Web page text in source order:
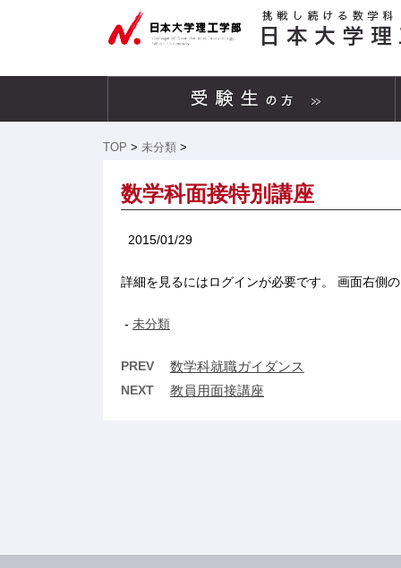
TOP > 未分類 >
数学科面接特別講座
2015/01/29
詳細を見るにはログインが必要です。 画面右側
- 未分類
PREV 数学科就職ガイダンス
NEXT 教員用面接講座